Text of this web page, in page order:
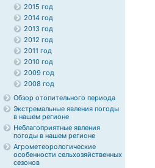
2015 год
2014 год
2013 год
2012 год
2011 год
2010 год
2009 год
2008 год
Обзор отопительного периода
Экстремальные явления погоды
в нашем регионе
Неблагоприятные явления
погоды в нашем регионе
Агрометеорологические
особенности сельхозяйственных
сезонов